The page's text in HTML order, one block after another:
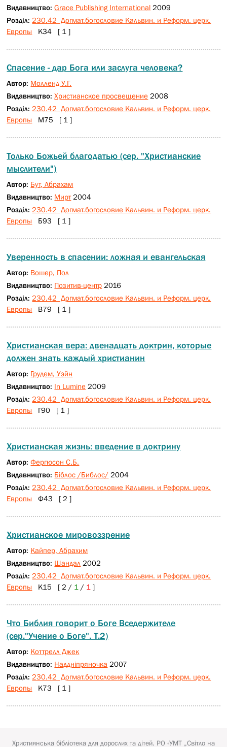
Видавництво:Grace Publishing International 2009
Розділ: 230.42 Догмат.богословие Кальвин. и Реформ. церк.
Европы К34 [ 1 ]
Спасение - дар Бога или заслуга человека?
Автор: Молленд У.Г.
Видавництво:Христианское просвещение 2008
Розділ: 230.42 Догмат.богословие Кальвин. и Реформ. церк.
Европы М75 [ 1 ]
Только Божьей благодатью (сер. "Христианские
мыслители")
Автор: Бут, Абрахам
Видавництво: Мирт2004
Розділ: 230.42 Догмат.богословие Кальвин. и Реформ. церк.
Европы Б93 [ 1 ]
Уверенность в спасении: ложная и евангельская
Автор: Вошер, Пол
Видавництво: Позитив-центр 2016
Розділ: 230.42 Догмат.богословие Кальвин. и Реформ. церк.
Европы В79 [ 1 ]
Христианская вера: двенадцать доктрин, которые
должен знать каждый христианин
Автор: Грудем, Уэйн
Видавництво: In Lumine 2009
Розділ: 230.42 Догмат.богословие Кальвин. и Реформ. церк.
Европы Г90 [ 1 ]
Христианская жизнь: введение в доктрину
Автор:Фергюсон С.Б.
Видавництво: Біблос /Библос/ 2004
Розділ: 230.42 Догмат.богословие Кальвин. и Реформ. церк.
Европы Ф43 [ 2 ]
Христианское мировоззрение
Автор: Кайпер, Абрахим
Видавництво: Шандал 2002
Розділ: 230.42 Догмат.богословие Кальвин. и Реформ. церк.
Европы К15 [ 2 / 1 / 1]
Что Библия говорит о Боге Вседержителе
(сер."Учение о Боге". Т.2)
Автор: Коттрелл Джек
Видавництво: Наддніпряночка 2007
Розділ: 230.42 Догмат.богословие Кальвин. и Реформ. церк.
Европы К73 [ 1 ]
Християнська бібліотека для дорослих та дітей. РО «УМТ „Світло на